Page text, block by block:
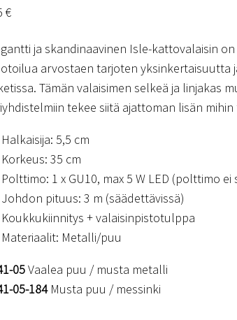
€
ja skandinaavinen Isle-kattovalaisin
arvostaen tarjoten yksinkertaisuutta
Tämän valaisimen selkeä ja linjakas
tekee siitä ajattoman lisän
Halkaisija: 5,5 cm
Korkeus: 35 cm
Polttimo: 1 x GU10, max 5 W LED (polttimo ei
Johdon pituus: 3 m (säädettävissä)
Koukkukiinnitys + valaisinpistotulppa
Materiaalit: Metalli/puu
05Vaalea puu / musta metalli
05-184 Musta puu / messinki